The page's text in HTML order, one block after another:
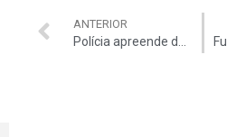
ANTERIOR